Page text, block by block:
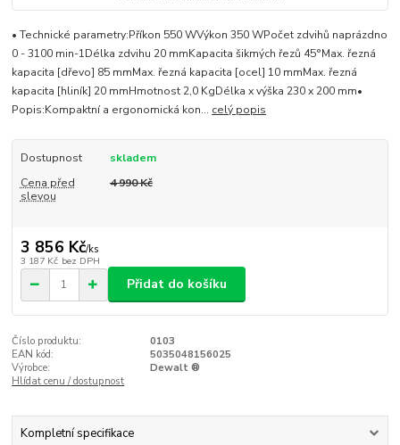
• Technické parametry:Příkon 550 WVýkon 350 WPočet zdvihů naprázdno
0 - 3100 min-1Délka zdvihu 20 mmKapacita šikmých řezů 45°Max. řezná
kapacita [dřevo] 85 mmMax. řezná kapacita [ocel] 10 mmMax. řezná
kapacita [hliník] 20 mmHmotnost 2,0 KgDélka x výška 230 x 200 mm•
Popis:Kompaktní a ergonomická kon... celý popis
Dostupnost
skladem
Cena před
slevou
4 990 Kč
3 856 Kč/ks
3 187 Kč bez DPH
Přidat do košíku
Číslo produktu:
0103
EAN kód:
5035048156025
Výrobce:
Dewalt ®
Hlídat cenu / dostupnost
Kompletní specifikace